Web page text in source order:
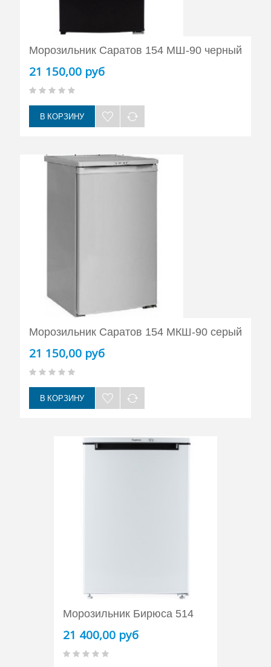
Морозильник Саратов 154 МШ-90 черный
21 150,00 руб
В КОРЗИНУ
Морозильник Саратов 154 МКШ-90 серый
21 150,00 руб
В КОРЗИНУ
Морозильник Бирюса 514
21 400,00 руб